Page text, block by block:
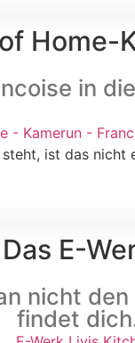
Home-
in
ist das nicht
Das E-
nicht
findet